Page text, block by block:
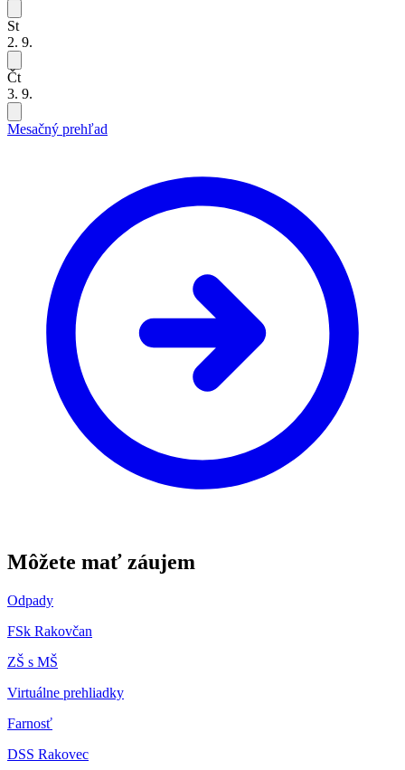
St
2. 9.
Čt
3. 9.
Mesačný prehľad
Môžete mať záujem
Odpady
FSk Rakovčan
ZŠ s MŠ
Virtuálne prehliadky
Farnosť
DSS Rakovec